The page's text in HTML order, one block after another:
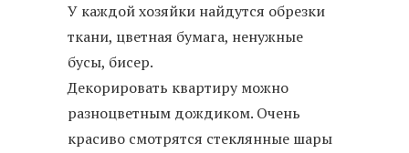
У каждой хозяйки найдутся обрезки
ткани, цветная бумага, ненужные
бусы, бисер.
Декорировать квартиру можно
разноцветным дождиком. Очень
красиво смотрятся стеклянные шары